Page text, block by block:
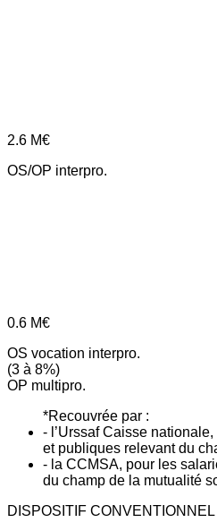
2.6 M€
OS/OP interpro.
0.6 M€
OS vocation interpro.
(3 à 8%)
OP multipro.
*Recouvrée par :
- l’Urssaf Caisse
et publiques relevant du
- la CCMSA, pour les
du champ de la mutualité
DISPOSITIF CONVENTIONNEL